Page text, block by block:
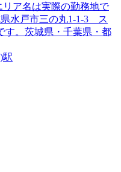
ア名は実際の勤務地で
水戸市三の丸1-1-3 ス
す。茨城県・千葉県・都
駅